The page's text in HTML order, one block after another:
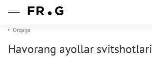
Orqaga
Havorang ayollar svitshotlari